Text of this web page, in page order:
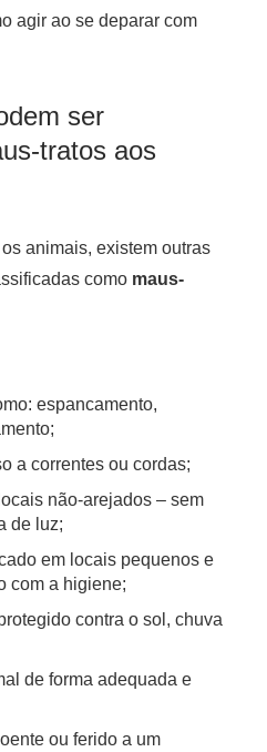
agir ao se deparar com
ser
tratos aos
animais, existem outras
como maus-
espancamento,
a correntes ou cordas;
não-arejados – sem
de luz;
em locais pequenos e
com a higiene;
contra o sol, chuva
de forma adequada e
ou ferido a um